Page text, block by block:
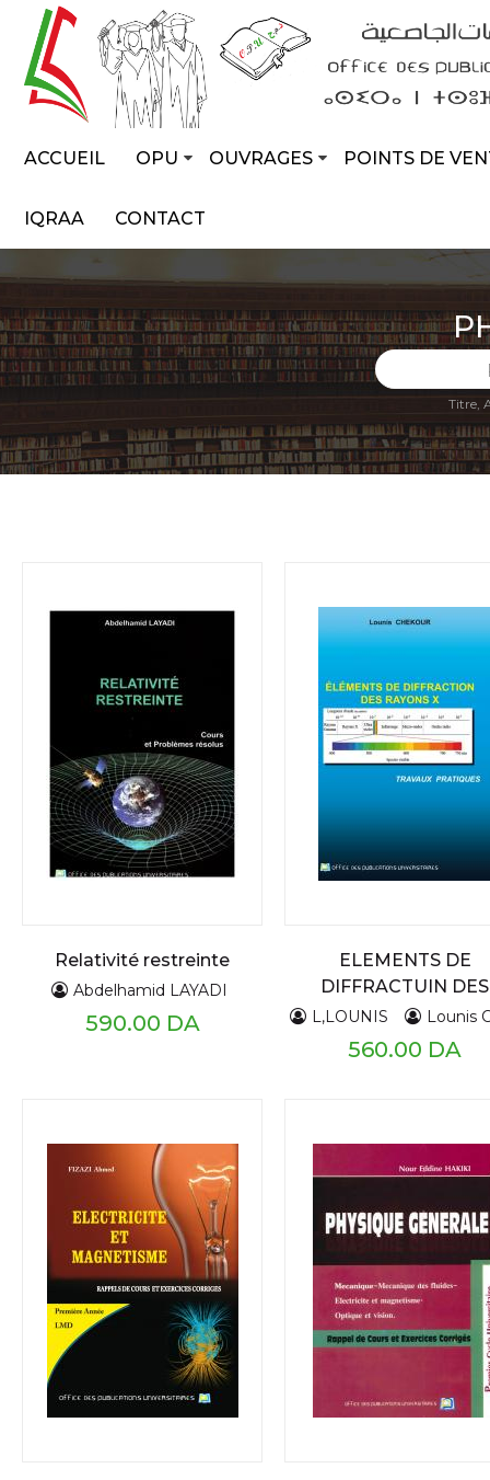
ACCUEIL OPU OUVRAGES POINTS DE
IQRAA CONTACT
Titre,
Relativité restreinte
Abdelhamid LAYADI
590.00 DA
ELEMENTS DE
DIFFRACTUIN DES
RAYOS X TRAVAUX
PRATIQUES
L,LOUNIS Lounis
560.00 DA